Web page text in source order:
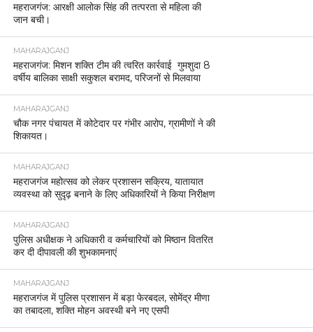
महराजगंज: आरक्षी आलोक सिंह की तत्परता से महिला की
जान बची।
MAHARAJGANJ
महराजगंज: मिशन शक्ति टीम की त्वरित कार्रवाई गुमशुदा 8
वर्षीय बालिका साक्षी सकुशल बरामद, परिजनों से मिलवाया
MAHARAJGANJ
चौक नगर पंचायत में कोटेदार पर गंभीर आरोप, ग्रामीणों ने की
शिकायत।
MAHARAJGANJ
महराजगंज महोत्सव को लेकर प्रशासन सक्रिय, यातायात
व्यवस्था को सुदृढ़ बनाने के लिए अधिकारियों ने किया निरीक्षण
MAHARAJGANJ
पुलिस अधीक्षक ने अधिकारी व कर्मचारियों को मिष्ठान वितरित
कर दी दीपावली की शुभकामनाएं
MAHARAJGANJ
महराजगंज में पुलिस प्रशासन में बड़ा फेरबदल, सोमेंद्र मीणा
का तबादला, शक्ति मोहन अवस्थी बने नए एसपी